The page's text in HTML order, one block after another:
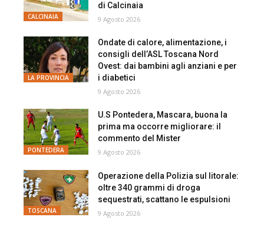
CALCINAIA
di Calcinaia
9 Agosto 2026
LA PROVINCIA
Ondate di calore, alimentazione, i
consigli dell’ASL Toscana Nord
Ovest: dai bambini agli anziani e per
i diabetici
9 Agosto 2026
PONTEDERA
U.S Pontedera, Mascara, buona la
prima ma occorre migliorare: il
commento del Mister
9 Agosto 2026
TOSCANA
Operazione della Polizia sul litorale:
oltre 340 grammi di droga
sequestrati, scattano le espulsioni
9 Agosto 2026